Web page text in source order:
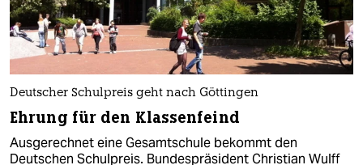
Deutscher Schulpreis geht nach Göttingen
Ehrung für den Klassenfeind
Ausgerechnet eine Gesamtschule bekommt den
Deutschen Schulpreis. Bundespräsident Christian Wulff